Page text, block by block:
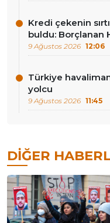
Kredi çekenin
buldu: Borçlanan
9 Ağustos 2026 12:06
Türkiye
yolcu
9 Ağustos 2026 11:45
DIĞER